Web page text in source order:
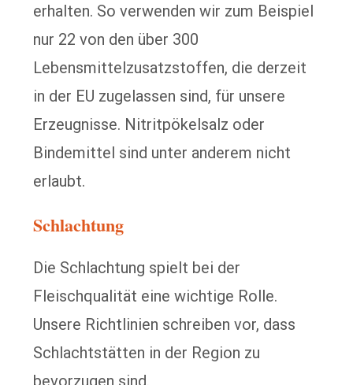
erhalten. So verwenden wir zum Beispiel
nur 22 von den über 300
Lebensmittelzusatzstoffen, die derzeit
in der EU zugelassen sind, für unsere
Erzeugnisse. Nitritpökelsalz oder
Bindemittel sind unter anderem nicht
erlaubt.
Schlachtung
Die Schlachtung spielt bei der
Fleischqualität eine wichtige Rolle.
Unsere Richtlinien schreiben vor, dass
Schlachtstätten in der Region zu
bevorzugen sind.